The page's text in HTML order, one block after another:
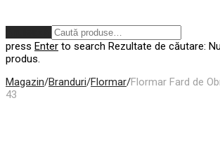
press Enter to search Rezultate de căutare:
produs.
Magazin/Branduri/Flormar/Flormar Fard de
43